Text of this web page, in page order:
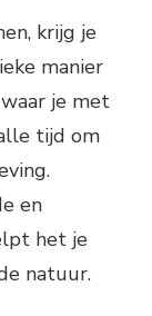
krijg je
manier
je met
tijd om
en
het je
natuur.